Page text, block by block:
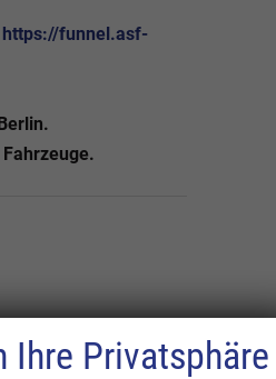
https://funnel.asf-
Ihre Privatsphäre